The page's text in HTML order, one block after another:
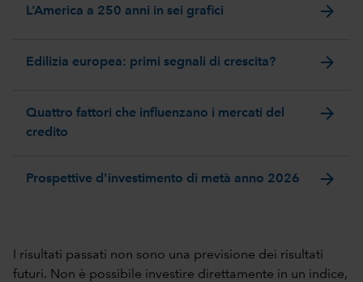
L’America a 250 anni in sei grafici arrow_forward
Edilizia europea: primi segnali di crescita? arrow_forward
Quattro fattori che influenzano i mercati del
credito
arrow_forward
Prospettive d'investimento di metà anno 2026 arrow_forward
I risultati passati non sono una previsione dei risultati
futuri. Non è possibile investire direttamente in un indice,